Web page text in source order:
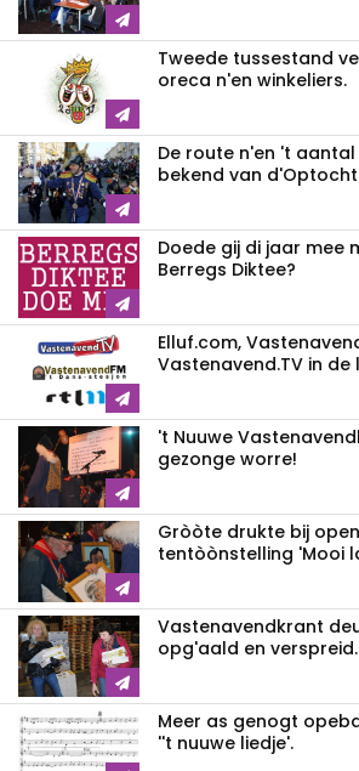
Tweede tussestand
oreca n'en winkeliers.
De route n'en 't
bekend van
Doede gij di jaar mee
Berregs Diktee?
Elluf.com,
Vastenavend.TV in de
't Nuuwe
gezonge worre!
Gròòte drukte bij
tentòònstelling 'Mooi
Vastenavendkrant
opg'aald en verspreid.
Meer as genogt
''t nuuwe liedje'.